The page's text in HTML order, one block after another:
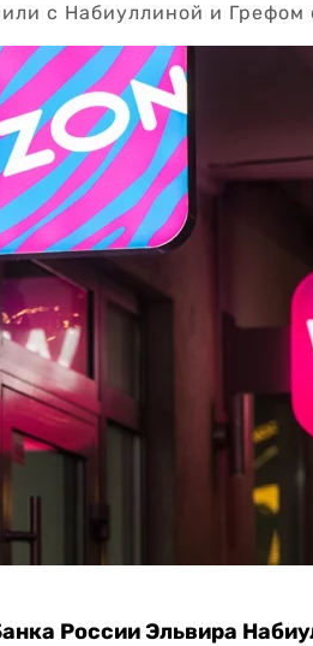
с Набиуллиной и Грефом
России Эльвира